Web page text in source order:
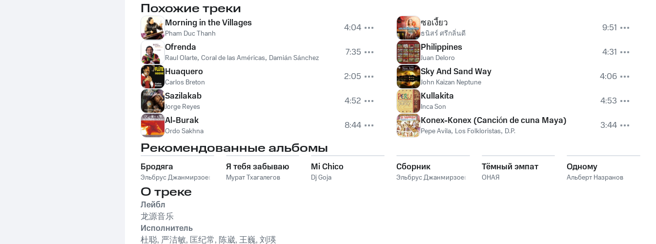
Похожие треки
Morning in the Villages
Pham Duc Thanh
4:04
Ofrenda
Raul Olarte, Coral de las Américas, Damián Sánchez
7:35
Huaquero
Carlos Breton
2:05
Sazilakab
Jorge Reyes
4:52
Al-Burak
Ordo Sakhna 8:44
ซอเงี้ยว
ธนิสร์ ศรีกลิ่นดี
9:51
Philippines
Juan Deloro
4:31
Sky And Sand Way
John Kaizan Neptune
4:06
Kullakita
Inca Son
4:53
Konex-Konex (Canción de cuna Maya)
Pepe Avila, Los Folkloristas, D.P. 3:44
Рекомендованные альбомы
Бродяга
Эльбрус Джанмирзоев
Я тебя забываю
Мурат Тхагалегов
Mi Chico
Dj Goja
Сборник
Эльбрус Джанмирзоев
Тёмный эмпат
ОНАЯ
Одному
Альберт Назранов
О треке
Лейбл
龙源音乐
Исполнитель
杜聪, 严洁敏, 匡纪常, 陈崴, 王巍, 刘瑛